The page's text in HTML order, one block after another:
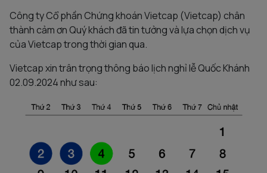
Công ty Cổ phần Chứng khoán Vietcap (Vietcap) chân
thành cảm ơn Quý khách đã tin tưởng và lựa chọn dịch vụ
của Vietcap trong thời gian qua.
Vietcap xin trân trọng thông báo lịch nghỉ lễ Quốc Khánh
02.09.2024 như sau: